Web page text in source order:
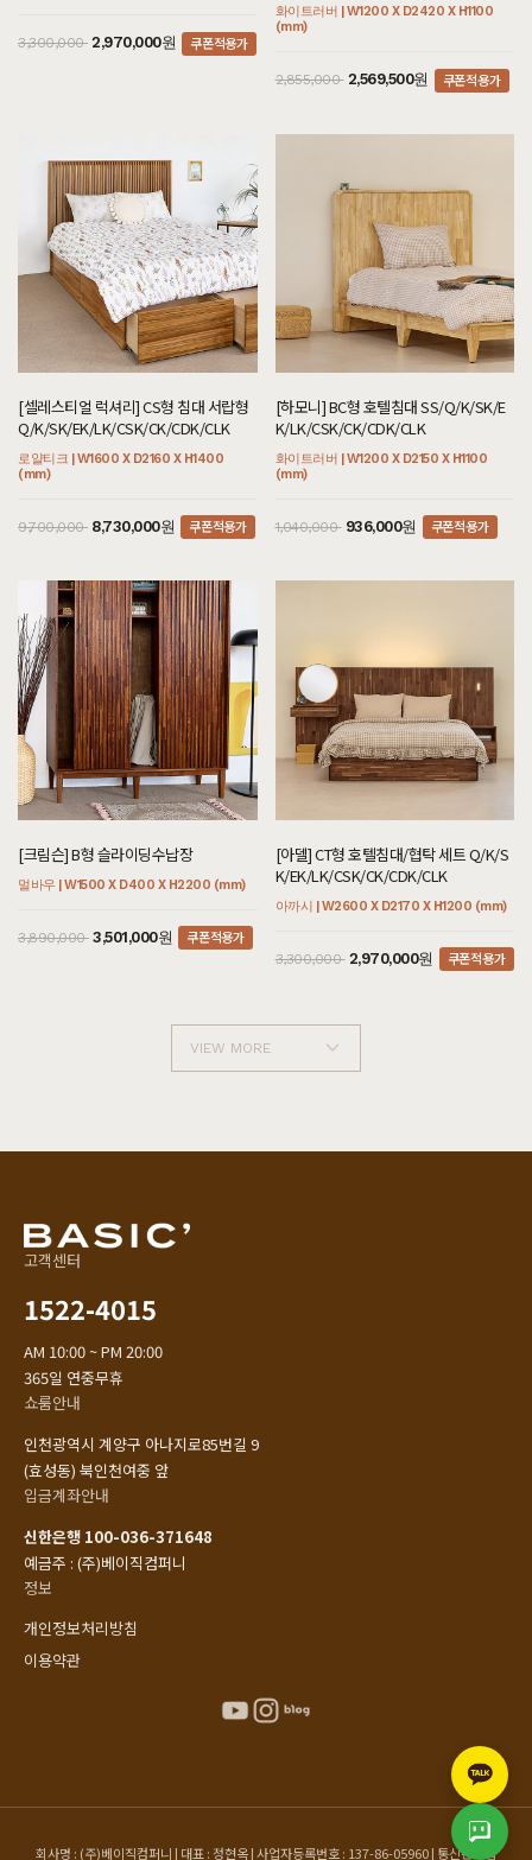
3,300,000 2,970,000원 쿠폰적용가
화이트러버 | W1200 X D2420 X H1100
(mm)
2,855,000 2,569,500원 쿠폰적용가
[셀레스티얼 럭셔리] CS형 침대 서랍형
Q/K/SK/EK/LK/CSK/CK/CDK/CLK
로얄티크 | W1600 X D2160 X H1400
(mm)
9,700,000 8,730,000원 쿠폰적용가
[하모니] BC형 호텔침대 SS/Q/K/SK/E
K/LK/CSK/CK/CDK/CLK
화이트러버 | W1200 X D2150 X H1100
(mm)
1,040,000 936,000원 쿠폰적용가
[크림슨] B형 슬라이딩수납장
멀바우 | W1500 X D400 X H2200 (mm)
3,890,000 3,501,000원 쿠폰적용가
[아델] CT형 호텔침대/협탁 세트 Q/K/S
K/EK/LK/CSK/CK/CDK/CLK
아까시 | W2600 X D2170 X H1200 (mm)
3,300,000 2,970,000원 쿠폰적용가
VIEW MORE
고객센터
1522-4015
AM 10:00 ~ PM 20:00
365일 연중무휴
쇼룸안내
인천광역시 계양구 아나지로85번길 9
(효성동) 북인천여중 앞
입금계좌안내
신한은행 100-036-371648
예금주 : (주)베이직컴퍼니
정보
개인정보처리방침
이용약관
회사명 : (주)베이직컴퍼니 | 대표 : 정현옥 | 사업자등록번호 : 137-86-05960 | 통신판매업